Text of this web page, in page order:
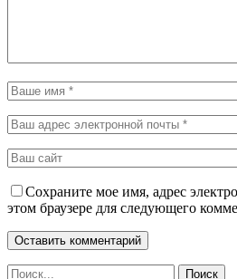
Сохраните мое имя, адрес
этом браузере для следующего